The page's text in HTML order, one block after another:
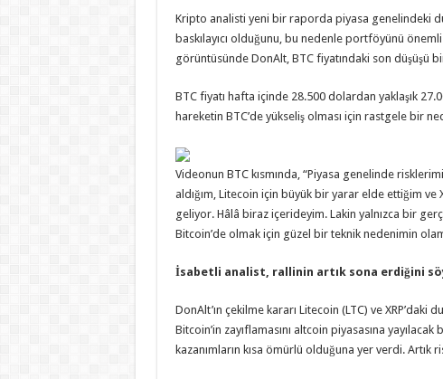
Kripto analisti yeni bir raporda piyasa genelindeki
baskılayıcı olduğunu, bu nedenle portföyünü
görüntüsünde DonAlt, BTC fiyatındaki son düşüşü
BTC fiyatı hafta içinde 28.500 dolardan yaklaşık
hareketin BTC’de yükseliş olması için rastgele bir
Videonun BTC kısmında, “Piyasa genelinde
aldığım, Litecoin için büyük bir yarar elde ettiğim
geliyor. Hâlâ biraz içerideyim. Lakin yalnızca bir
Bitcoin’de olmak için güzel bir teknik nedenimin
İsabetli analist, rallinin artık sona erdiğini
DonAlt’ın çekilme kararı Litecoin (LTC) ve XRP’daki
Bitcoin’in zayıflamasını altcoin piyasasına
kazanımların kısa ömürlü olduğuna yer verdi.